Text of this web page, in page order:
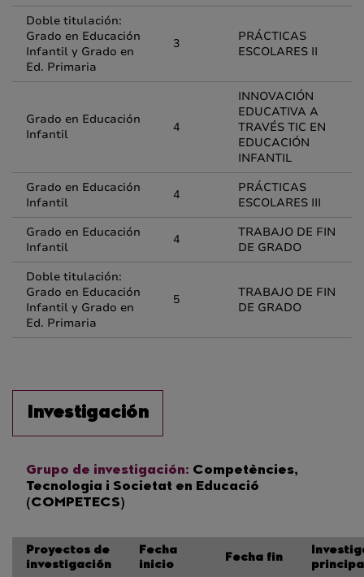
Doble titulación:
Grado en Educación
Infantil y Grado en
Ed. Primaria
3
PRÁCTICAS
ESCOLARES II
Grado en Educación
Infantil
4
INNOVACIÓN
EDUCATIVA A
TRAVÉS TIC EN
EDUCACIÓN
INFANTIL
Grado en Educación
Infantil
4
PRÁCTICAS
ESCOLARES III
Grado en Educación
Infantil
4
TRABAJO DE FIN
DE GRADO
Doble titulación:
Grado en Educación
Infantil y Grado en
Ed. Primaria
5
TRABAJO DE FIN
DE GRADO
Investigación
Grupo de investigación: Competències,
Tecnologia i Societat en Educació
(COMPETECS)
Proyectos de
investigación
Fecha
inicio
Fecha fin